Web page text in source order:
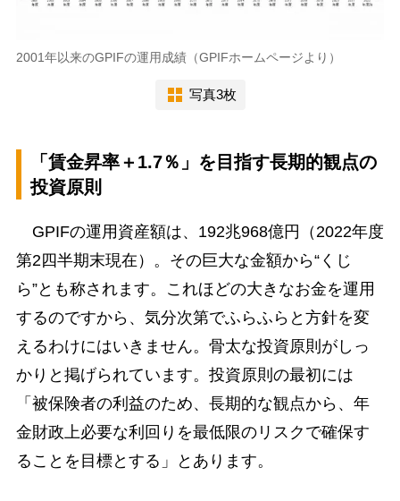
2001年以来のGPIFの運用成績（GPIFホームページより）
写真3枚
「賃金昇率＋1.7％」を目指す長期的観点の
投資原則
GPIFの運用資産額は、192兆968億円（2022年度
第2四半期末現在）。その巨大な金額から“くじ
ら”とも称されます。これほどの大きなお金を運用
するのですから、気分次第でふらふらと方針を変
えるわけにはいきません。骨太な投資原則がしっ
かりと掲げられています。投資原則の最初には
「被保険者の利益のため、長期的な観点から、年
金財政上必要な利回りを最低限のリスクで確保す
ることを目標とする」とあります。